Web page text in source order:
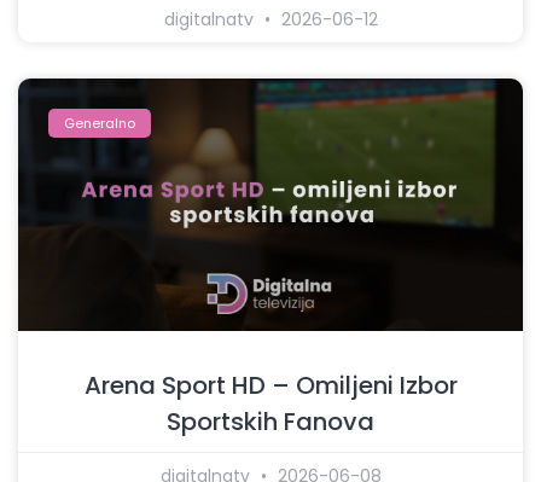
digitalnatv 2026-06-12
Generalno
Arena Sport HD – Omiljeni Izbor
Sportskih Fanova
digitalnatv 2026-06-08